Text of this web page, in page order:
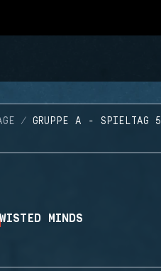
GRUPPE A - SPIELTAG 5
MINDS